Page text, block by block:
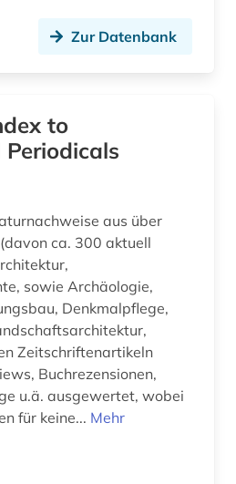
historiker; maler; zeichner (1)
dekorative kunst (1)
(6)
Zur Datenbank
to
aus über
ca. 300 aktuell
sowie Archäologie,
Denkmalpflege,
Zeitschriftenartikeln
Buchrezensionen,
u.ä. ausgewertet, wobei
für keine... Mehr